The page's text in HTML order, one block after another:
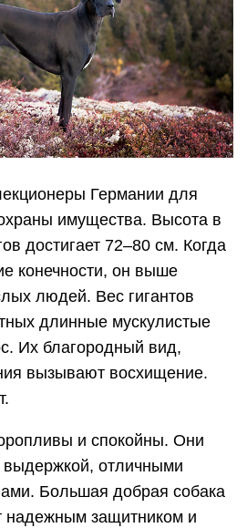
Германии для
имущества. Высота в
достигает 72–80 см. Когда
конечности, он выше
людей. Вес гигантов
длинные мускулистые
Их благородный вид,
вызывают восхищение.
и спокойны. Они
отличными
Большая добрая собака
надежным защитником и